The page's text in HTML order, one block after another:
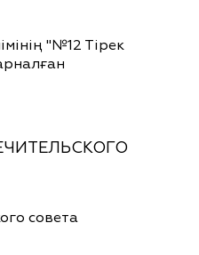
"№12 Тірек
совета